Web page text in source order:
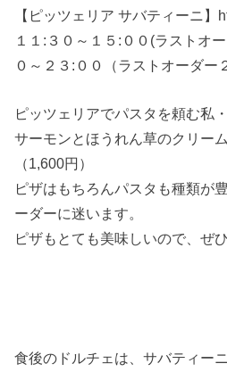
【ピッツェリア サバティーニ
１１:３０～１５:００(ラストオ
０～２３:００（ラストオーダー
ピッツェリアでパスタを頼む私
サーモンとほうれん草のクリー
（1,600円）
ピザはもちろんパスタも種類が
ーダーに迷います。
ピザもとても美味しいので、ぜ
食後のドルチェは、サバティー